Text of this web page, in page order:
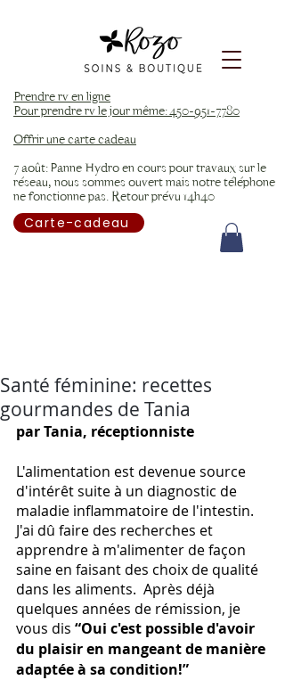
Carte-cadeau
Prendre rv en ligne
Pour prendre rv le jour même: 450-951-7780
Offrir une carte cadeau
7 août: Panne Hydro en cours pour travaux sur le
réseau, nous sommes ouvert mais notre téléphone
ne fonctionne pas. Retour prévu 14h40
Santé féminine: recettes
gourmandes de Tania
par Tania, réceptionniste
L'alimentation est devenue source
d'intérêt suite à un diagnostic de
maladie inflammatoire de l'intestin.
J'ai dû faire des recherches et
apprendre à m'alimenter de façon
saine en faisant des choix de qualité
dans les aliments.  Après déjà
quelques années de rémission, je
vous dis “Oui c'est possible d'avoir
du plaisir en mangeant de manière
adaptée à sa condition!”